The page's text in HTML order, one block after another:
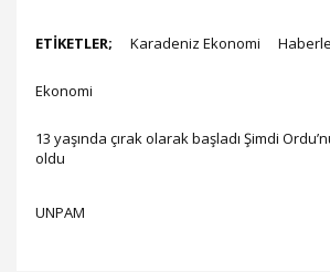
ETİKETLER; Karadeniz Ekonomi
Ekonomi
13 yaşında çırak olarak başladı Şimdi
oldu
UNPAM